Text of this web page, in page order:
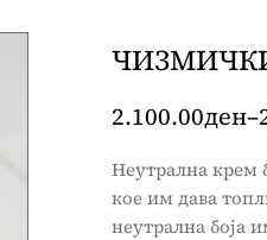
ЧИЗМИЧКИ
2.100.00ден–
Неутрална крем
кое им дава
неутрална боја